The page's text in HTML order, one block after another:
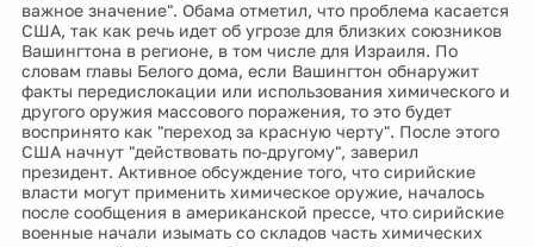
важное значение". Обама отметил, что проблема касается
США, так как речь идет об угрозе для близких союзников
Вашингтона в регионе, в том числе для Израиля. По
словам главы Белого дома, если Вашингтон обнаружит
факты передислокации или использования химического и
другого оружия массового поражения, то это будет
воспринято как "переход за красную черту". После этого
США начнут "действовать по-другому", заверил
президент. Активное обсуждение того, что сирийские
власти могут применить химическое оружие, началось
после сообщения в американской прессе, что сирийские
военные начали изымать со складов часть химических